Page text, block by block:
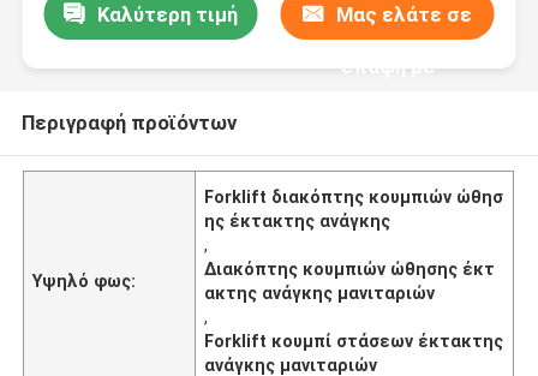
Καλύτερη τιμή Μας ελάτε σε
επαφή με
Περιγραφή προϊόντων
Υψηλό φως:
Forklift διακόπτης κουμπιών ώθησ
ης έκτακτης ανάγκης
,
Διακόπτης κουμπιών ώθησης έκτ
ακτης ανάγκης μανιταριών
,
Forklift κουμπί στάσεων έκτακτης
ανάγκης μανιταριών